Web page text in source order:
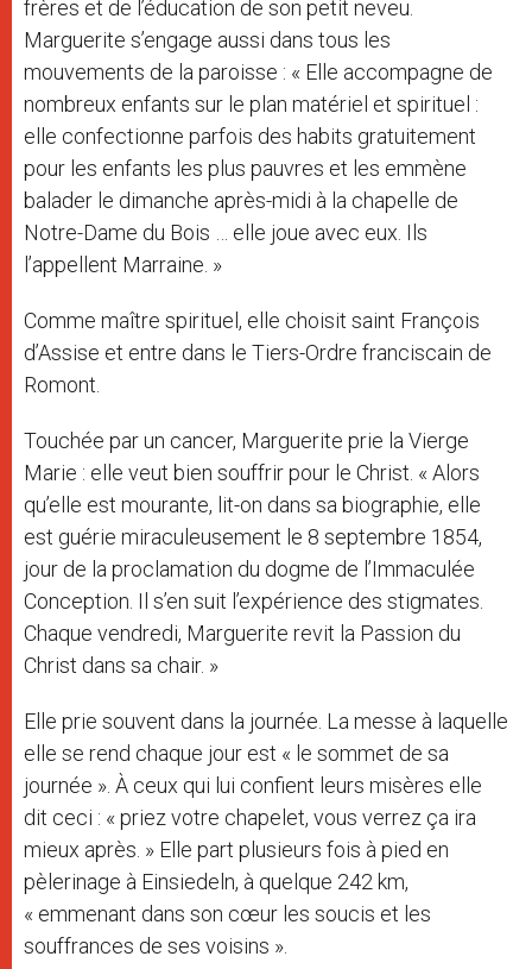
frères et de l’éducation de son petit neveu.
Marguerite s’engage aussi dans tous les
mouvements de la paroisse : « Elle accompagne de
nombreux enfants sur le plan matériel et spirituel :
elle confectionne parfois des habits gratuitement
pour les enfants les plus pauvres et les emmène
balader le dimanche après-midi à la chapelle de
Notre-Dame du Bois … elle joue avec eux. Ils
l’appellent Marraine. »
Comme maître spirituel, elle choisit saint François
d’Assise et entre dans le Tiers-Ordre franciscain de
Romont.
Touchée par un cancer, Marguerite prie la Vierge
Marie : elle veut bien souffrir pour le Christ. « Alors
qu’elle est mourante, lit-on dans sa biographie, elle
est guérie miraculeusement le 8 septembre 1854,
jour de la proclamation du dogme de l’Immaculée
Conception. Il s’en suit l’expérience des stigmates.
Chaque vendredi, Marguerite revit la Passion du
Christ dans sa chair. »
Elle prie souvent dans la journée. La messe à laquelle
elle se rend chaque jour est « le sommet de sa
journée ». À ceux qui lui confient leurs misères elle
dit ceci : « priez votre chapelet, vous verrez ça ira
mieux après. » Elle part plusieurs fois à pied en
pèlerinage à Einsiedeln, à quelque 242 km,
« emmenant dans son cœur les soucis et les
souffrances de ses voisins ».